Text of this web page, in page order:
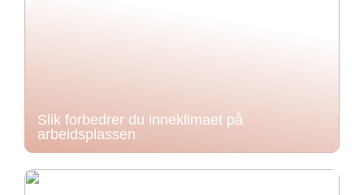
Slik forbedrer du inneklimaet på
arbeidsplassen